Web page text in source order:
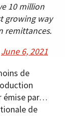
10 million
growing way
remittances.
June 6, 2021
de
émise par…
de